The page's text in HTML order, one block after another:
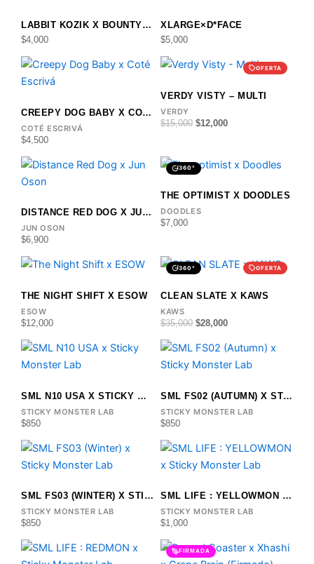
LABBIT KOZIK X BOUNTY HUNTER
$4,000
XLARGE×D*FACE
$5,000
CREEPY DOG BABY X COTÉ ESCRIVÁ
COTÉ ESCRIVÁ
$4,500
OFERTA
VERDY VISTY – MULTI
VERDY
$15,000
El precio original era:
$12,000
El precio actual es:
DISTANCE RED DOG X JUN OSON
JUN OSON
$6,900
360°
THE OPTIMIST X DOODLES
DOODLES
$7,000
THE NIGHT SHIFT X ESOW
ESOW
$12,000
360° OFERTA
CLEAN SLATE X KAWS
KAWS
$35,000
El precio original era:
$28,000
El precio actual es:
SML N10 USA X STICKY MONSTER LAB
STICKY MONSTER LAB
$850
SML FS02 (AUTUMN) X STICKY MONSTER LAB
STICKY MONSTER LAB
$850
SML FS03 (WINTER) X STICKY MONSTER LAB
STICKY MONSTER LAB
$850
SML LIFE : YELLOWMON X STICKY MONSTER LAB
STICKY MONSTER LAB
$1,000
FIRMADA